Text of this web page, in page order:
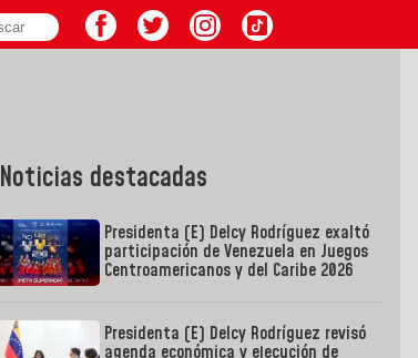
Noticias destacadas
Presidenta (E) Delcy Rodríguez exaltó
participación de Venezuela en Juegos
Centroamericanos y del Caribe 2026
Presidenta (E) Delcy Rodríguez revisó
agenda económica y ejecución de